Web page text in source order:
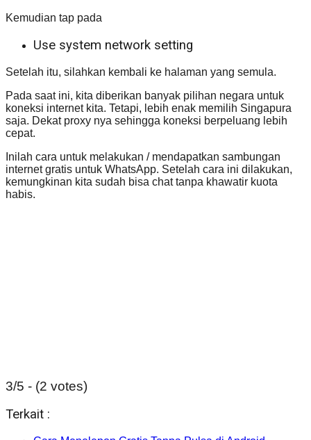
Kemudian tap pada
Use system network setting
Setelah itu, silahkan kembali ke halaman yang semula.
Pada saat ini, kita diberikan banyak pilihan negara untuk
koneksi internet kita. Tetapi, lebih enak memilih Singapura
saja. Dekat proxy nya sehingga koneksi berpeluang lebih
cepat.
Inilah cara untuk melakukan / mendapatkan sambungan
internet gratis untuk WhatsApp. Setelah cara ini dilakukan,
kemungkinan kita sudah bisa chat tanpa khawatir kuota
habis.
3/5 - (2 votes)
Terkait :